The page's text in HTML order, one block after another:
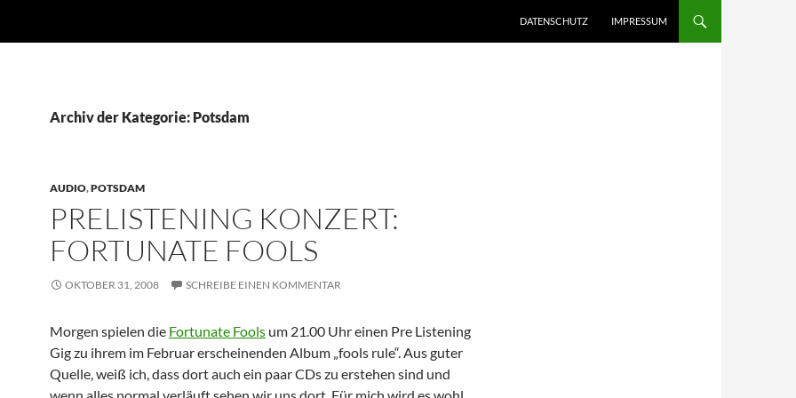
DATENSCHUTZ IMPRESSUM
Archiv der Kategorie: Potsdam
AUDIO,POTSDAM
PRELISTENING KONZERT:
FORTUNATE FOOLS
OKTOBER 31, 2008 SCHREIBE EINEN KOMMENTAR
Morgen spielen die Fortunate Fools um 21.00 Uhr einen Pre Listening
Gig zu ihrem im Februar erscheinenden Album „fools rule“. Aus guter
Quelle, weiß ich, dass dort auch ein paar CDs zu erstehen sind und